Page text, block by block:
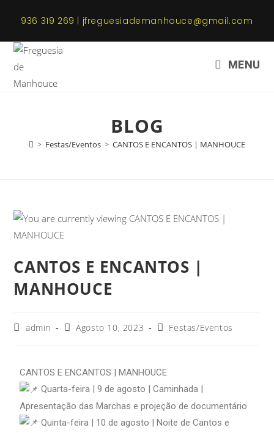
936 319 269 | jfreguesiademanhouce@gmail.com
MENU
BLOG
> Festas/Eventos > CANTOS E ENCANTOS | MANHOUCE
CANTOS E ENCANTOS |
MANHOUCE
admin Agosto 10, 2023 Festas/Eventos
CANTOS E ENCANTOS | MANHOUCE
Quarta-feira | 9 de agosto | Caminhada |
Apresentação das Marchas e projeção de documentário
Quinta-feira | 10 de agosto | Noite de Cantos e